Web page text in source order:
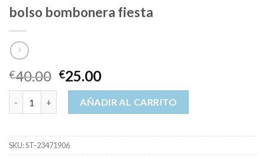
bolso bombonera fiesta
€40.00 €25.00
bolso bombonera fiesta cantidad
AÑADIR AL CARRITO
SKU:ST-23471906